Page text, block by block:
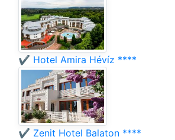
✔️ Hotel Amira Hévíz ****
✔️ Zenit Hotel Balaton ****